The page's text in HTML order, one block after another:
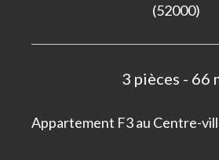
(52000)
3 pièces - 66
Appartement F3 au Centre-